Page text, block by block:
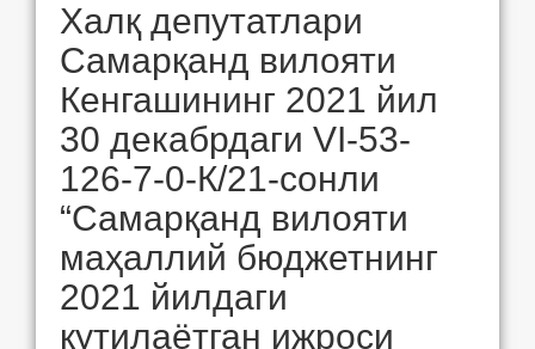
Халқ депутатлари
Самарқанд вилояти
Кенгашининг 2021 йил
30 декабрдаги VI-53-
126-7-0-К/21-сонли
“Самарқанд вилояти
маҳаллий бюджетнинг
2021 йилдаги
кутилаётган ижроси